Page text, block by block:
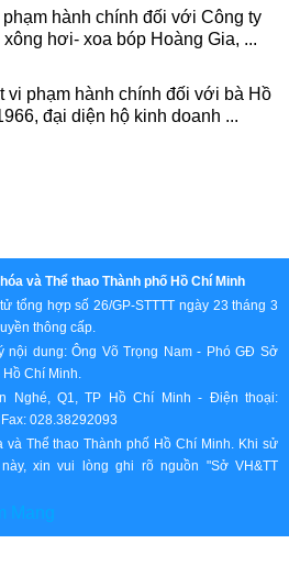
hành chính đối với Công ty
hơi- xoa bóp Hoàng Gia, ...
vi phạm hành chính đối với bà Hồ
đại diện hộ kinh doanh ...
và Thể thao Thành phố Hồ Chí Minh
tổng hợp số 26/GP-STTTT ngày 23 tháng 3
thông cấp.
nội dung: Ông Võ Trọng Nam - Phó GĐ Sở
Chí Minh.
Nghé, Q1, TP Hồ Chí Minh - Điện thoại:
028.38292093
Thể thao Thành phố Hồ Chí Minh. Khi sử
xin vui lòng ghi rõ nguồn "Sở VH&TT